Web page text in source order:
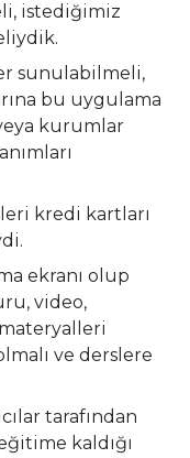
istediğimiz
sunulabilmeli,
bu uygulama
kurumlar
kredi kartları
ekranı olup
video,
ve derslere
tarafından
kaldığı